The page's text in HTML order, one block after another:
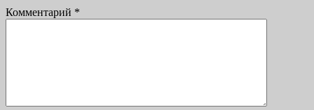
Комментарий *